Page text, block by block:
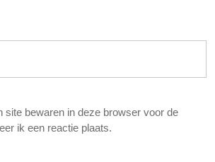
site bewaren in deze browser voor de
ik een reactie plaats.